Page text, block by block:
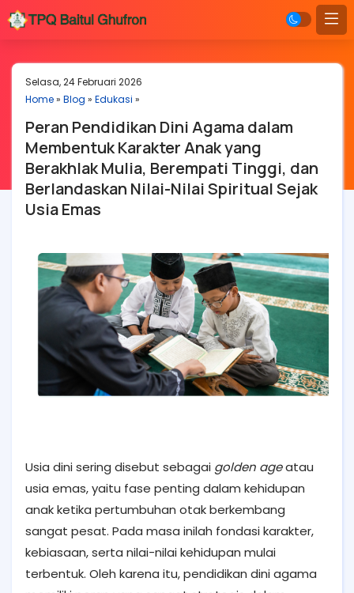
Selasa, 24 Februari 2026
Home» Blog » Edukasi »
Peran Pendidikan Dini Agama dalam
Membentuk Karakter Anak yang
Berakhlak Mulia, Berempati Tinggi, dan
Berlandaskan Nilai-Nilai Spiritual Sejak
Usia Emas
Usia dini sering disebut sebagai golden ageatau
usia emas, yaitu fase penting dalam kehidupan
anak ketika pertumbuhan otak berkembang
sangat pesat. Pada masa inilah fondasi karakter,
kebiasaan, serta nilai-nilai kehidupan mulai
terbentuk. Oleh karena itu, pendidikan dini agama